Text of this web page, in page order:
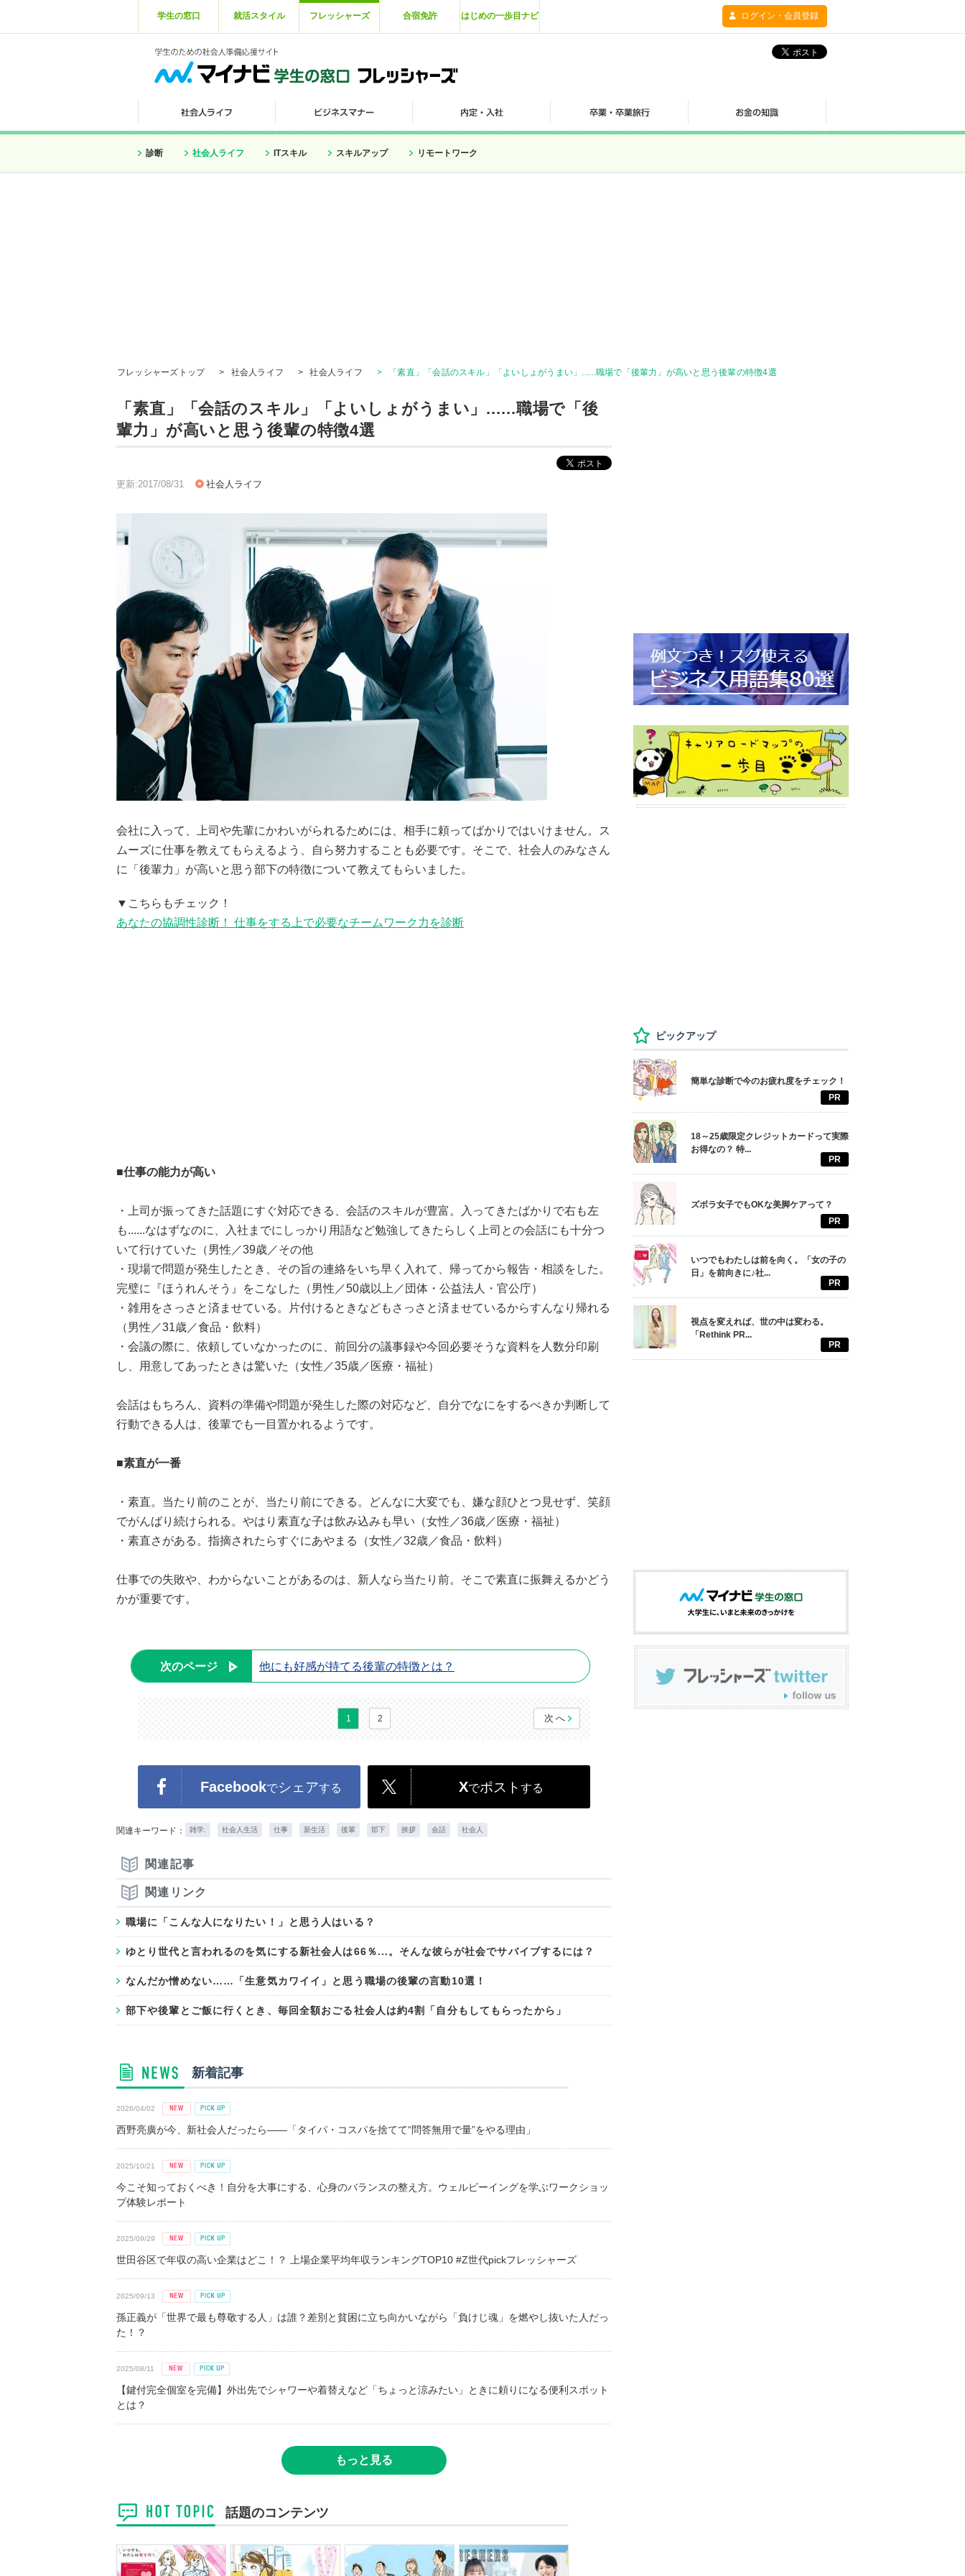
学生の窓口 就活スタイル フレッシャーズ 合宿免許 はじめの一歩目ナビ ログイン・会員登録
診断 社会人ライフ ITスキル スキルアップ リモートワーク
フレッシャーズトップ > 社会人ライフ > 社会人ライフ > 「素直」「会話のスキル」「よいしょがうまい」......職場で「後輩力」が高いと思う後輩の特徴4選
「素直」「会話のスキル」「よいしょがうまい」......職場で「後
輩力」が高いと思う後輩の特徴4選
更新:2017/08/31 社会人ライフ
会社に入って、上司や先輩にかわいがられるためには、相手に頼ってばかりではいけません。ス
ムーズに仕事を教えてもらえるよう、自ら努力することも必要です。そこで、社会人のみなさん
に「後輩力」が高いと思う部下の特徴について教えてもらいました。
▼こちらもチェック！
あなたの協調性診断！ 仕事をする上で必要なチームワーク力を診断
■仕事の能力が高い
・上司が振ってきた話題にすぐ対応できる、会話のスキルが豊富。入ってきたばかりで右も左
も......なはずなのに、入社までにしっかり用語など勉強してきたらしく上司との会話にも十分つ
いて行けていた（男性／39歳／その他
・現場で問題が発生したとき、その旨の連絡をいち早く入れて、帰ってから報告・相談をした。
完璧に『ほうれんそう』をこなした（男性／50歳以上／団体・公益法人・官公庁）
・雑用をさっさと済ませている。片付けるときなどもさっさと済ませているからすんなり帰れる
（男性／31歳／食品・飲料）
・会議の際に、依頼していなかったのに、前回分の議事録や今回必要そうな資料を人数分印刷
し、用意してあったときは驚いた（女性／35歳／医療・福祉）
会話はもちろん、資料の準備や問題が発生した際の対応など、自分でなにをするべきか判断して
行動できる人は、後輩でも一目置かれるようです。
■素直が一番
・素直。当たり前のことが、当たり前にできる。どんなに大変でも、嫌な顔ひとつ見せず、笑顔
でがんばり続けられる。やはり素直な子は飲み込みも早い（女性／36歳／医療・福祉）
・素直さがある。指摘されたらすぐにあやまる（女性／32歳／食品・飲料）
仕事での失敗や、わからないことがあるのは、新人なら当たり前。そこで素直に振舞えるかどう
かが重要です。
次のページ 他にも好感が持てる後輩の特徴とは？
1 2 次へ
Facebookでシェアする Xでポスト する
関連キーワード： 雑学. 社会人生活 仕事 新生活 後輩 部下 挨拶 会話 社会人
関連記事
関連リンク
職場に「こんな人になりたい！」と思う人はいる？
ゆとり世代と言われるのを気にする新社会人は66％...。そんな彼らが社会でサバイブするには？
なんだか憎めない……「生意気カワイイ」と思う職場の後輩の言動10選！
部下や後輩とご飯に行くとき、毎回全額おごる社会人は約4割「自分もしてもらったから」
新着記事
2026/04/02
西野亮廣が今、新社会人だったら――「タイパ・コスパを捨てて“問答無用で量”をやる理由」
2025/10/21
今こそ知っておくべき！自分を大事にする、心身のバランスの整え方。ウェルビーイングを学ぶワークショッ
プ体験レポート
2025/09/29
世田谷区で年収の高い企業はどこ！？ 上場企業平均年収ランキングTOP10 #Z世代pickフレッシャーズ
2025/09/13
孫正義が「世界で最も尊敬する人」は誰？差別と貧困に立ち向かいながら「負けじ魂」を燃やし抜いた人だっ
た！？
2025/08/11
【鍵付完全個室を完備】外出先でシャワーや着替えなど「ちょっと涼みたい」ときに頼りになる便利スポット
とは？
もっと見る
話題のコンテンツ
ピックアップ
簡単な診断で今のお疲れ度をチェック！
PR
18～25歳限定クレジットカードって実際
お得なの？ 特...
PR
ズボラ女子でもOKな美脚ケアって？
PR
いつでもわたしは前を向く。「女の子の
日」を前向きに♪社...
PR
視点を変えれば、世の中は変わる。
「Rethink PR...
PR